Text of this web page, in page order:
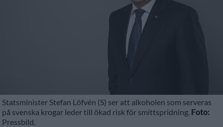
Statsminister Stefan Löfvén (S) ser att alkoholen som serveras
på svenska krogar leder till ökad risk för smittspridning. Foto:
Pressbild.